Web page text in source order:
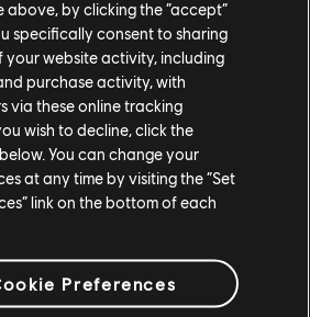
compra para participar.Se aplican
above, by clicking the “accept”
specifically consent to sharing
website activity, including
purchase activity, with
via these online tracking
wish to decline, click the
You can change your
at any time by visiting the “Set
link on the bottom of each
Preferences